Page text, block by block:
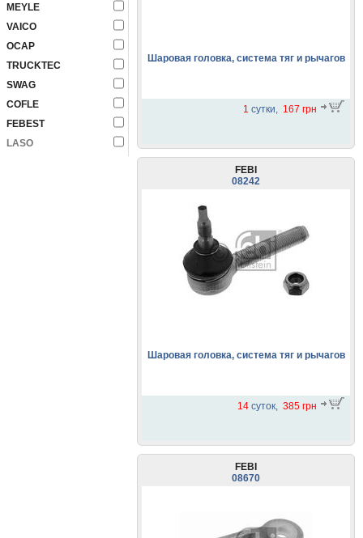
MEYLE
VAICO
OCAP
TRUCKTEC
SWAG
COFLE
FEBEST
LASO
Шаровая головка, система тяг и рычагов
1 сутки, 167 грн
FEBI
08242
Шаровая головка, система тяг и рычагов
14 суток, 385 грн
FEBI
08670